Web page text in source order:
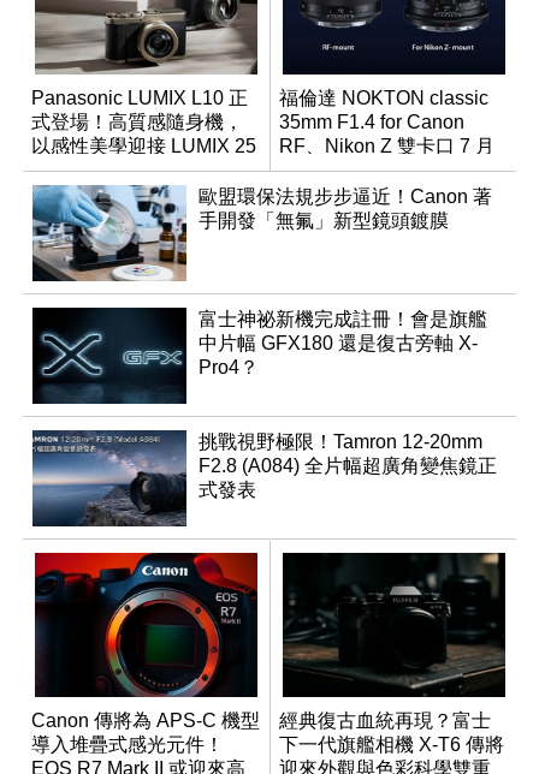
Panasonic LUMIX L10 正
式登場！高質感隨身機，
以感性美學迎接 LUMIX 25
週年
福倫達 NOKTON classic
35mm F1.4 for Canon
RF、Nikon Z 雙卡口 7 月
同步登台
歐盟環保法規步步逼近！Canon 著
手開發「無氟」新型鏡頭鍍膜
富士神祕新機完成註冊！會是旗艦
中片幅 GFX180 還是復古旁軸 X-
Pro4？
挑戰視野極限！Tamron 12-20mm
F2.8 (A084) 全片幅超廣角變焦鏡正
式發表
Canon 傳將為 APS-C 機型
導入堆疊式感光元件！
EOS R7 Mark II 或迎來高
經典復古血統再現？富士
下一代旗艦相機 X-T6 傳將
迎來外觀與色彩科學雙重